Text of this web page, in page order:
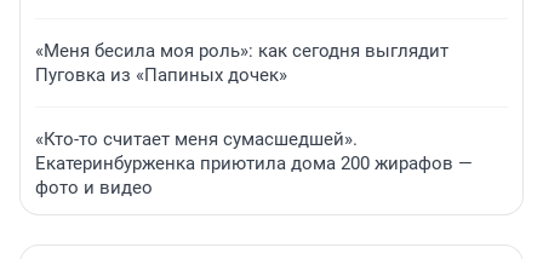
«Меня бесила моя роль»: как сегодня выглядит
Пуговка из «Папиных дочек»
«Кто-то считает меня сумасшедшей».
Екатеринбурженка приютила дома 200 жирафов —
фото и видео